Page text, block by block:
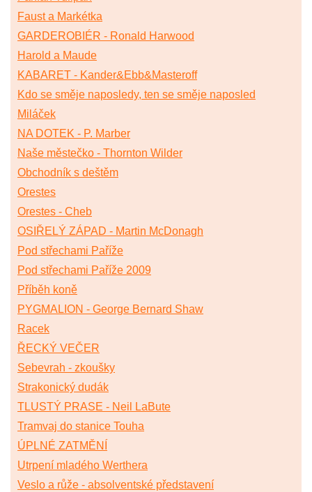
Faust a Markétka
GARDEROBIÉR - Ronald Harwood
Harold a Maude
KABARET - Kander&Ebb&Masteroff
Kdo se směje naposledy, ten se směje naposled
Miláček
NA DOTEK - P. Marber
Naše městečko - Thornton Wilder
Obchodník s deštěm
Orestes
Orestes - Cheb
OSIŘELÝ ZÁPAD - Martin McDonagh
Pod střechami Paříže
Pod střechami Paříže 2009
Příběh koně
PYGMALION - George Bernard Shaw
Racek
ŘECKÝ VEČER
Sebevrah - zkoušky
Strakonický dudák
TLUSTÝ PRASE - Neil LaBute
Tramvaj do stanice Touha
ÚPLNÉ ZATMĚNÍ
Utrpení mladého Werthera
Veslo a růže - absolventské představení